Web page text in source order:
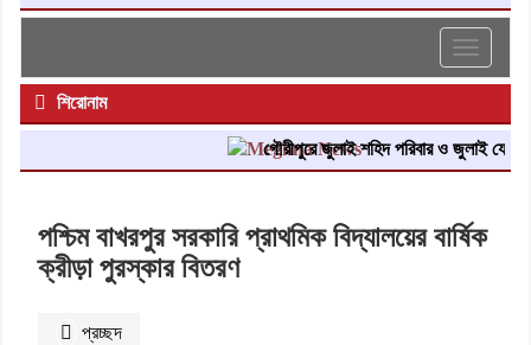
Toggle
শিরোনাম
গৌরীপুরে জুলাই শহিদ পরিবার ও জুলাই যোদ্ধাদের
পশ্চিম বাখরপুর সরকারি প্রাথমিক বিদ্যালয়ের বার্ষিক
ক্রীড়া পুরস্কার বিতরণ
প্রচ্ছদ